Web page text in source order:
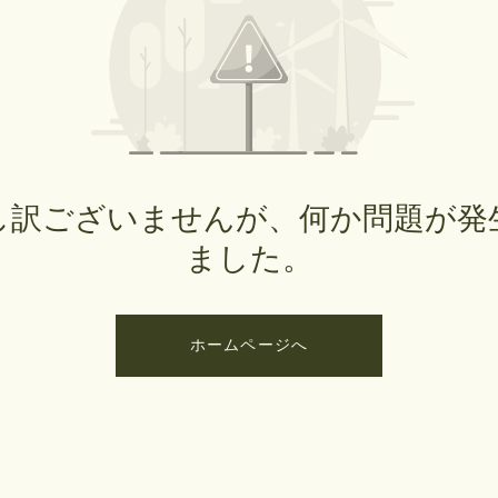
訳ございませんが、何か問題が発
ました。
ホームページへ